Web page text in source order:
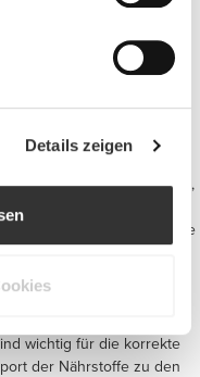
Details zeigen
wie Omegas und
gegen Entzündungen sind,
Laune unterstützen und die
helfen bei
Thrombose und
wichtig für die korrekte
der Nährstoffe zu den